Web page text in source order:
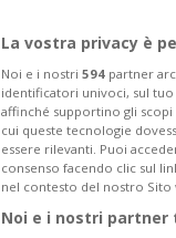
La vostra privacy è
Noi e i nostri 594 partner
identificatori univoci, sul
affinché supportino gli
cui queste tecnologie
essere rilevanti. Puoi
consenso facendo clic sul
nel contesto del nostro Sito
Noi e i nostri